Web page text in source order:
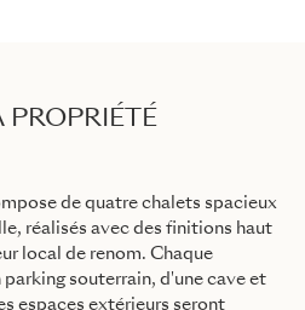
PROPRIÉTÉ
de quatre chalets spacieux
réalisés avec des finitions haut
local de renom. Chaque
souterrain, d'une cave et
espaces extérieurs seront